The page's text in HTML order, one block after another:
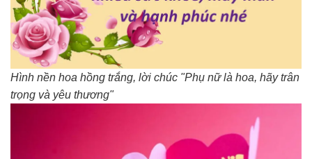
Hình nền hoa hồng trắng, lời chúc "Phụ nữ là hoa, hãy trân
trọng và yêu thương"